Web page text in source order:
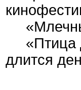
«Птица
длится